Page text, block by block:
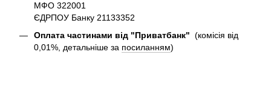
МФО 322001
ЄДРПОУ Банку 21133352
Оплата частинами від "Приватбанк" (комісія від
0,01%, детальніше за посиланням)